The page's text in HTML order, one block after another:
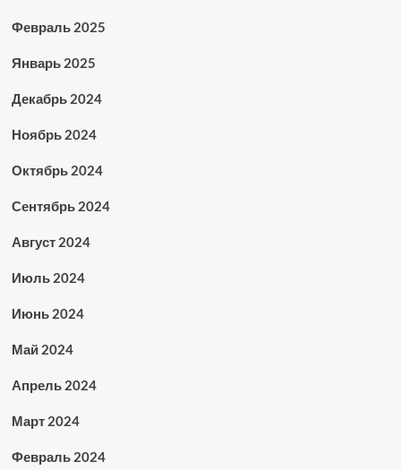
Февраль 2025
Январь 2025
Декабрь 2024
Ноябрь 2024
Октябрь 2024
Сентябрь 2024
Август 2024
Июль 2024
Июнь 2024
Май 2024
Апрель 2024
Март 2024
Февраль 2024